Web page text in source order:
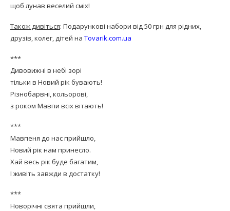
щоб лунав веселий сміх!
Також дивіться: Подарункові набори від 50 грн для рідних,
друзів, колег, дітей на Tovarik.com.ua
***
Дивовижні в небі зорі
тільки в Новий рік бувають!
Різнобарвні, кольорові,
з роком Мавпи всіх вітають!
***
Мавпеня до нас прийшло,
Новий рік нам принесло.
Хай весь рік буде багатим,
І живіть завжди в достатку!
***
Новорічні свята прийшли,